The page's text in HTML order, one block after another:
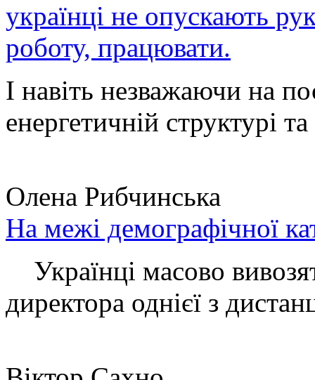
українці не опускають
роботу, працювати.
І навіть незважаючи на
енергетичній структурі
Олена Рибчинська
На межі демографічної
Українці масово
директора однієї з